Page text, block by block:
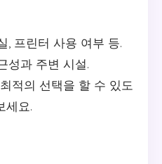
, 프린터 사용 여부 등.
성과 주변 시설.
적의 선택을 할 수 있도
세요.